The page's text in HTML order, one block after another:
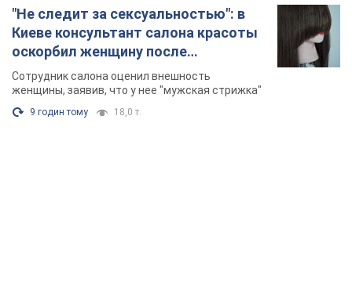
"Не следит за сексуальностью": в
Киеве консультант салона красоты
оскорбил женщину после
химиотерапии, разгорелся скандал.
Фото
Сотрудник салона оценил внешность
женщины, заявив, что у нее "мужская стрижка"
9 годин тому 18,0 т.